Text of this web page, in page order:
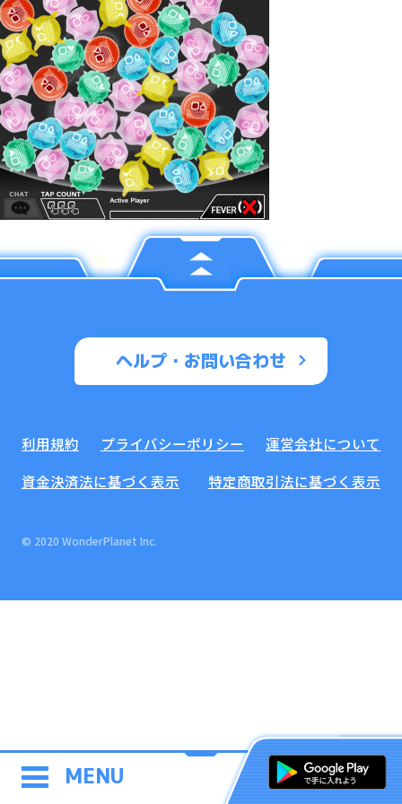
MENU
ヘルプ・お問い合わせ
利用規約 プライバシーポリシー
運営会社について
資金決済法に基づく表示
特定商取引法に基づく表示
© 2020 WonderPlanet Inc.